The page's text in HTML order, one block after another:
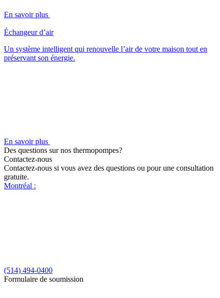
En savoir plus
Échangeur d’air
Un système intelligent qui renouvelle l’air de votre maison tout en
préservant son énergie.
En savoir plus
Des questions sur nos thermopompes?
Contactez-nous
Contactez-nous si vous avez des questions ou pour une consultation
gratuite.
Montréal :
(514) 494-0400
Formulaire de soumission